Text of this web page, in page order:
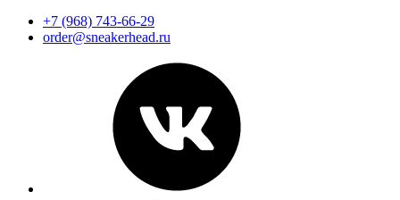
+7 (968) 743-66-29
order@sneakerhead.ru